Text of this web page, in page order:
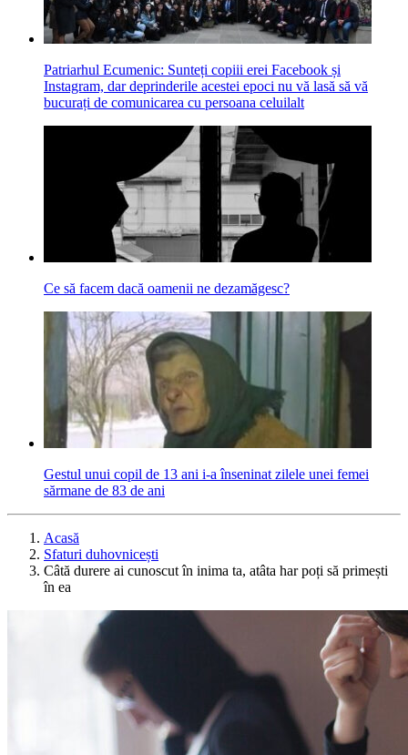
Patriarhul Ecumenic: Sunteți copiii erei Facebook și
Instagram, dar deprinderile acestei epoci nu vă lasă să vă
bucurați de comunicarea cu persoana celuilalt
Ce să facem dacă oamenii ne dezamăgesc?
Gestul unui copil de 13 ani i-a înseninat zilele unei femei
sărmane de 83 de ani
Acasă
Sfaturi duhovnicești
Câtă durere ai cunoscut în inima ta, atâta har poți să primești
în ea